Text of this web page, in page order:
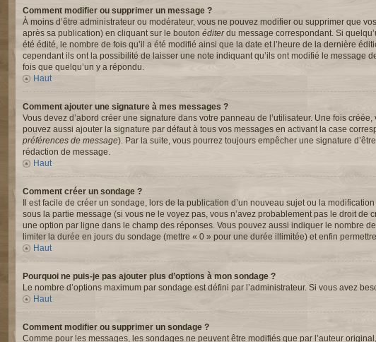
Comment modifier ou supprimer un message ?
À moins d’être administrateur ou modérateur, vous ne pouvez modifier ou supprimer que
après sa publication) en cliquant sur le bouton éditerdu message correspondant. Si
été édité, le nombre de fois qu’il a été modifié ainsi que la date et l’heure de la dernière
cependant ils ont la possibilité de laisser une note indiquant qu’ils ont modifié le
fois que quelqu’un y a répondu.
Haut
Comment ajouter une signature à mes messages ?
Vous devez d’abord créer une signature dans votre panneau de l’utilisateur. Une fois
pouvez aussi ajouter la signature par défaut à tous vos messages en activant la case
préférences de message). Par la suite, vous pourrez toujours empêcher une signature
rédaction de message.
Haut
Comment créer un sondage ?
Il est facile de créer un sondage, lors de la publication d’un nouveau sujet ou la
sous la partie message (si vous ne le voyez pas, vous n’avez probablement pas le droit
une option par ligne dans le champ des réponses. Vous pouvez aussi indiquer le nombre
limiter la durée en jours du sondage (mettre « 0 » pour une durée illimitée) et enfin
Haut
Pourquoi ne puis-je pas ajouter plus d’options à mon sondage ?
Le nombre d’options maximum par sondage est défini par l’administrateur. Si vous avez
Haut
Comment modifier ou supprimer un sondage ?
Comme pour les messages, les sondages ne peuvent être modifiés que par l’auteur